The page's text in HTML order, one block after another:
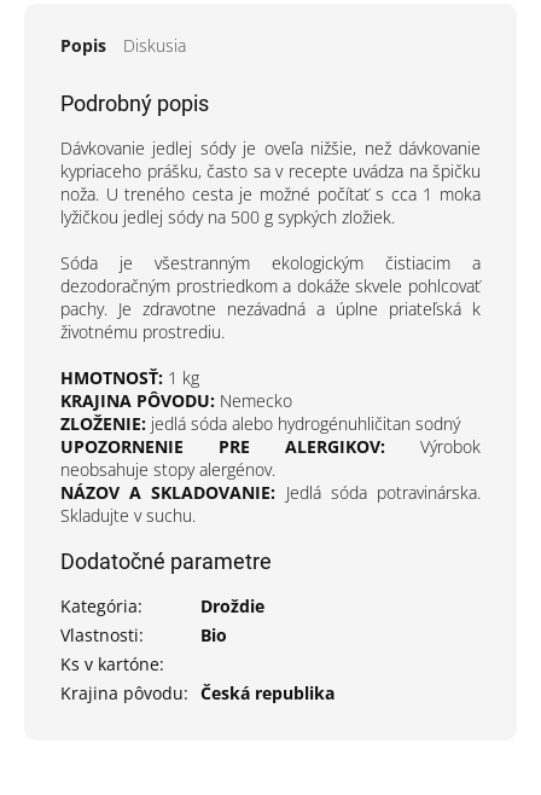
Popis Diskusia
Podrobný popis
Dávkovanie jedlej sódy je oveľa nižšie, než dávkovanie
kypriaceho prášku, často sa v recepte uvádza na špičku
noža. U treného cesta je možné počítať s cca 1 moka
lyžičkou jedlej sódy na 500 g sypkých zložiek.
Sóda je všestranným ekologickým čistiacim a
dezodoračným prostriedkom a dokáže skvele pohlcovať
pachy. Je zdravotne nezávadná a úplne priateľská k
životnému prostrediu.
HMOTNOSŤ: 1 kg
KRAJINA PÔVODU: Nemecko
ZLOŽENIE: jedlá sóda alebo hydrogénuhličitan sodný
UPOZORNENIE PRE ALERGIKOV: Výrobok
neobsahuje stopy alergénov.
NÁZOV A SKLADOVANIE: Jedlá sóda potravinárska.
Skladujte v suchu.
Dodatočné parametre
Kategória:
Droždie
Vlastnosti:
Bio
Ks v kartóne:
Krajina pôvodu: Česká republika